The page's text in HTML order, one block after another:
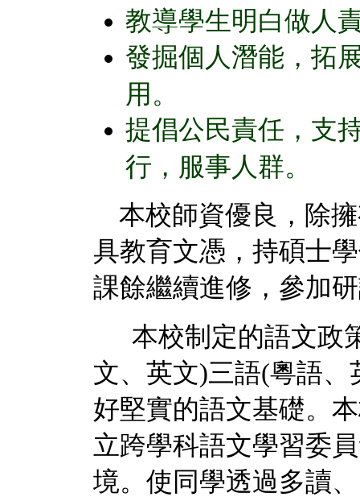
教導學生明白做人
發掘個人潛能，拓
用。
提倡公民責任，支
行，服事人群。
本校師資優良，除
具教育文憑，持碩士
課餘繼續進修，參加
本校制定的語文政
文、英文)三語(粵語
好堅實的語文基礎。
立跨學科語文學習委
境。使同學透過多讀